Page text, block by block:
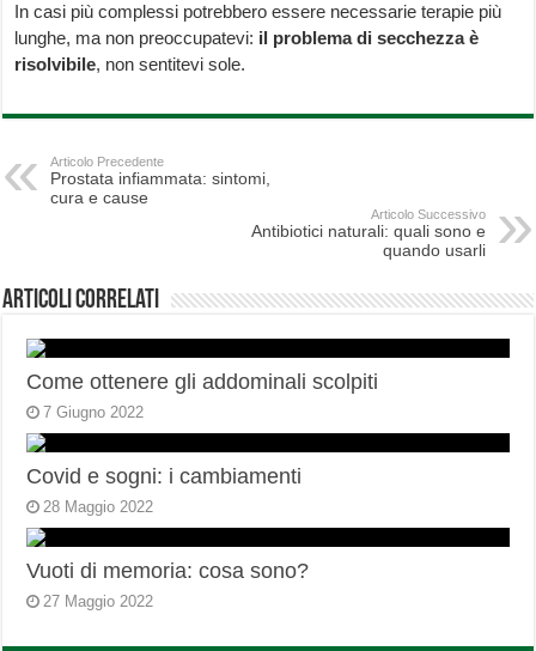
In casi più complessi potrebbero essere necessarie terapie più
lunghe, ma non preoccupatevi: il problema di secchezza è
risolvibile, non sentitevi sole.
Articolo Precedente
Prostata infiammata: sintomi,
cura e cause
Articolo Successivo
Antibiotici naturali: quali sono e
quando usarli
Articoli correlati
Come ottenere gli addominali scolpiti
7 Giugno 2022
Covid e sogni: i cambiamenti
28 Maggio 2022
Vuoti di memoria: cosa sono?
27 Maggio 2022